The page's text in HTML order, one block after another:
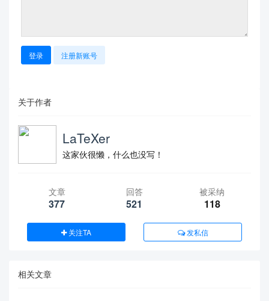
登录 注册新账号
关于作者
LaTeXer
这家伙很懒，什么也没写！
文章
377
回答
521
被采纳
118
关注TA 发私信
相关文章